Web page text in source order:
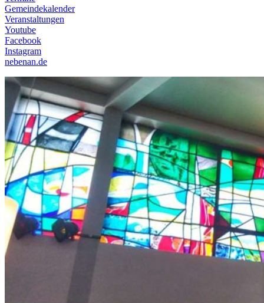
Gemeindekalender
Veranstaltungen
Youtube
Facebook
Instagram
nebenan.de